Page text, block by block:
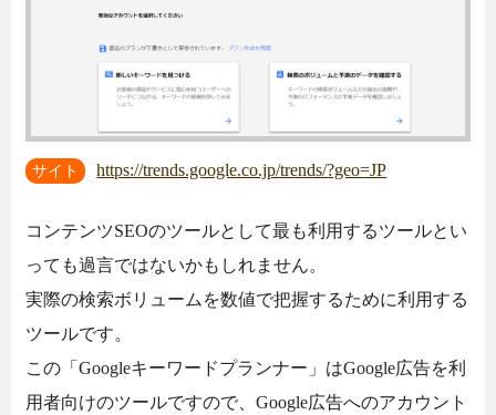
サイト https://trends.google.co.jp/trends/?geo=JP
コンテンツSEOのツールとして最も利用するツールとい
っても過言ではないかもしれません。
実際の検索ボリュームを数値で把握するために利用する
ツールです。
この「Googleキーワードプランナー」はGoogle広告を利
用者向けのツールですので、Google広告へのアカウント